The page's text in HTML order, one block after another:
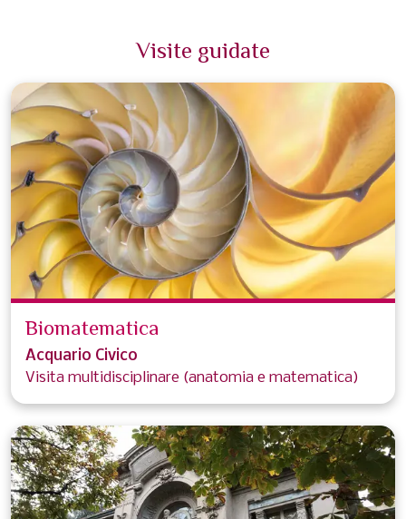
Visite guidate
Biomatematica
Acquario Civico
Visita multidisciplinare (anatomia e matematica)